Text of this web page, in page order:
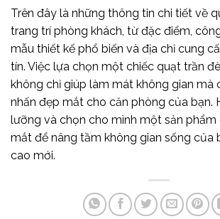
Trên đây là những thông tin chi tiết về
trang trí phòng khách, từ đặc điểm,
mẫu thiết kế phổ biến và địa chỉ cung
tín. Việc lựa chọn một chiếc quạt trần
không chỉ giúp làm mát không gian mà
nhấn đẹp mắt cho căn phòng của bạn.
lưỡng và chọn cho mình một sản phẩm
mắt để nâng tầm không gian sống của
cao mới.